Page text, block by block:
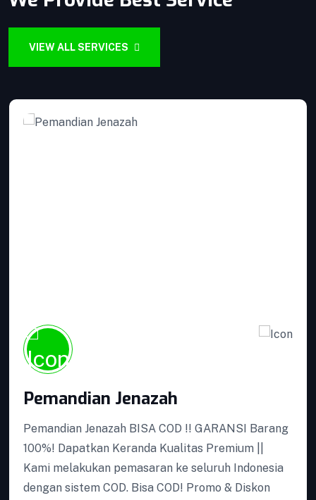
VIEW ALL SERVICES
Pemandian Jenazah
Pemandian Jenazah BISA COD !! GARANSI Barang
100%! Dapatkan Keranda Kualitas Premium ||
Kami melakukan pemasaran ke seluruh Indonesia
dengan sistem COD. Bisa COD! Promo & Diskon
Perlengkapan Ambulance